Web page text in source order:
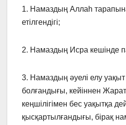
1. Намаздың Аллаһ
етілгендігі;
2. Намаздың Исра кешінде
3. Намаздың әуелі елу
болғандығы, кейіннен
кеңшілігімен бес уақытқа
қысқартылғандығы, бірақ